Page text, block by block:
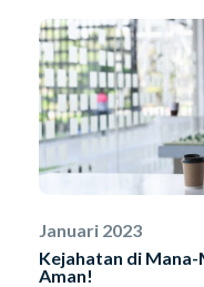
Januari 2023
Kejahatan di
Aman!